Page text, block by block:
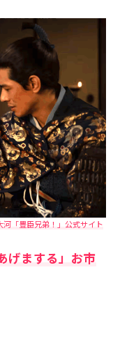
「豊臣兄弟！」公式サイト
げまする」お市